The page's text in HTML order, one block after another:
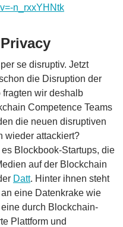
n_rxxYHNtk
se disruptiv. Jetzt
die Disruption der
fragten wir deshalb
Competence Teams
die neuen disruptiven
wieder attackiert?
Blockbook-Startups, die
auf der Blockchain
Datt. Hinter ihnen steht
eine Datenkrake wie
durch Blockchain-
Plattform und